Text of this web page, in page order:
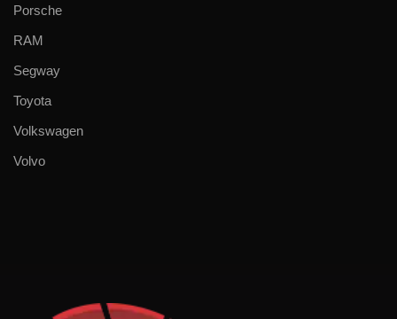
Porsche
RAM
Segway
Toyota
Volkswagen
Volvo